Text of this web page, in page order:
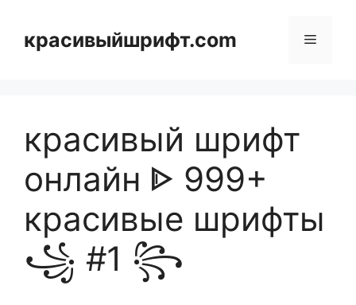
contentкрасивыйшрифт.com Menu
красивый шрифт
онлайн ᐈ 999+
красивые шрифты
꧁ #1 ꧂